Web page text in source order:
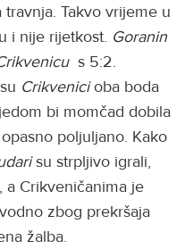
Takvo vrijeme u
i nije rijetkost. Goranin
s 5:2.
Crikvenicioba boda
bi momčad dobila
poljuljano. Kako
su strpljivo igrali,
a Crikveničanima je
zbog prekršaja
žalba.